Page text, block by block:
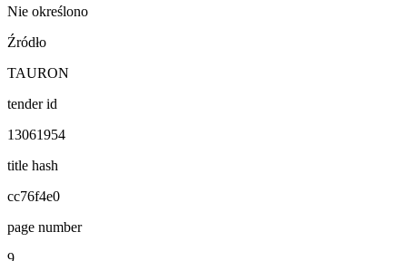
Nie określono
Źródło
TAURON
tender id
13061954
title hash
cc76f4e0
page number
9